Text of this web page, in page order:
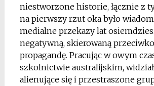
niestworzone historie, łącznie z
na pierwszy rzut oka było
medialne przekazy lat
negatywną, skierowaną
propagandę. Pracując w owym
szkolnictwie australijskim,
alienujące się i przestraszone